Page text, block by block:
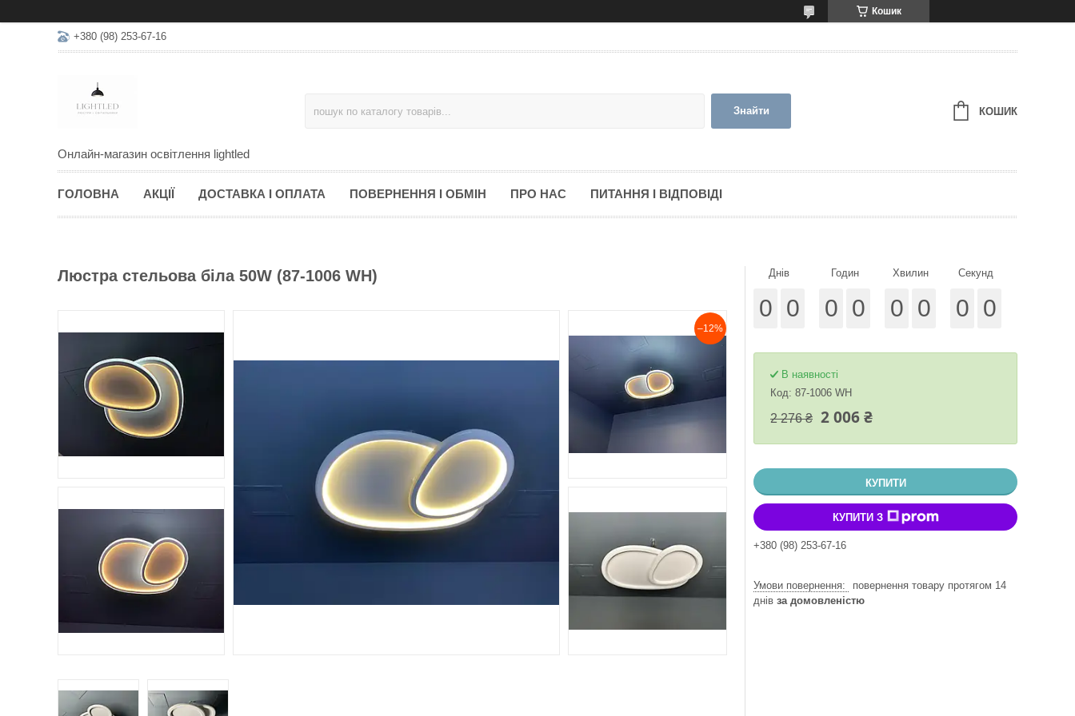
Кошик
+380 (98) 253-67-16
Онлайн-магазин освітлення lightled
Знайти КОШИК
ГОЛОВНА АКЦІЇ ДОСТАВКА І ОПЛАТА ПОВЕРНЕННЯ І ОБМІН ПРО НАС ПИТАННЯ І ВІДПОВІДІ
Люстра стельова біла 50W (87-1006 WH)
–12%
Днів
0 0
Годин
0 0
Хвилин
0 0
Секунд
0 0
В наявності
Код: 87-1006 WH
2 276 ₴ 2 006 ₴
КУПИТИ
КУПИТИ З
+380 (98) 253-67-16
повернення товару протягом 14
днів за домовленістю